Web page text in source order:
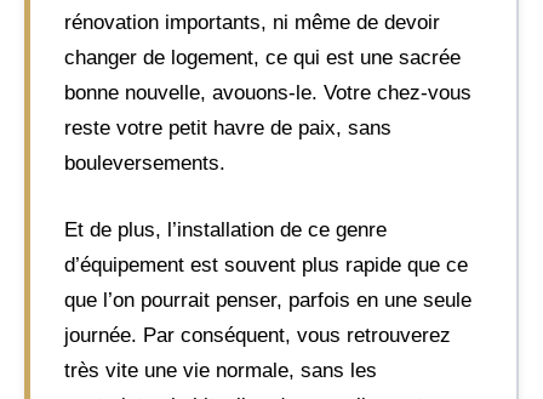
rénovation importants, ni même de devoir
changer de logement, ce qui est une sacrée
bonne nouvelle, avouons-le. Votre chez-vous
reste votre petit havre de paix, sans
bouleversements.
Et de plus, l’installation de ce genre
d’équipement est souvent plus rapide que ce
que l’on pourrait penser, parfois en une seule
journée. Par conséquent, vous retrouverez
très vite une vie normale, sans les